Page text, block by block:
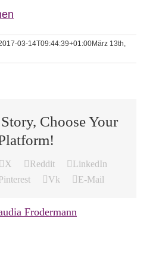
03-14T09:44:39+01:00März 13th,
Choose Your
X Reddit
LinkedIn
Vk E-Mail
Frodermann